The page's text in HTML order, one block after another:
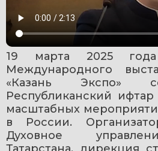
19 марта 2025
Международного
«Казань Экспо»
Республиканский
масштабных
в России.
Духовное